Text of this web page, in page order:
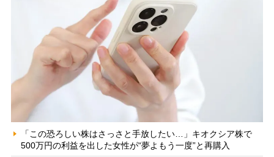
「この恐ろしい株はさっさと手放したい…」キオクシア株で
500万円の利益を出した女性が“夢よもう一度”と再購入